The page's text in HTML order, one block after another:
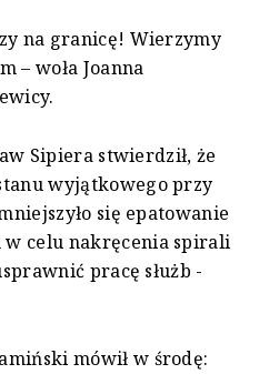
na granicę! Wierzymy
– woła Joanna
Sipiera stwierdził, że
wyjątkowego przy
się epatowanie
celu nakręcenia spirali
pracę służb -
mówił w środę: